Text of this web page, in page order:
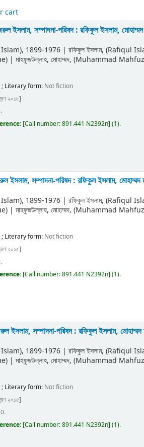
cart
ইসলাম, সম্পাদনা-পরিষদ : রফিকুল ইসলাম,
Islam), 1899-1976| রফিকুল ইসলাম, (Rafiqul
| মাহফুজউল্লাহ, মোহাম্মদ, (Muhammad
; Literary form: Not fiction
২০১৮]
[Call number:891.441 N2392n] (1).
ইসলাম, সম্পাদনা-পরিষদ : রফিকুল ইসলাম,
Islam), 1899-1976| রফিকুল ইসলাম, (Rafiqul
| মাহফুজউল্লাহ, মোহাম্মদ, (Muhammad
; Literary form: Not fiction
২০১৫]
[Call number:891.441 N2392n] (1).
ইসলাম, সম্পাদনা-পরিষদ : রফিকুল ইসলাম,
Islam), 1899-1976| রফিকুল ইসলাম, (Rafiqul
| মাহফুজউল্লাহ, মোহাম্মদ, (Muhammad
; Literary form: Not fiction
২০১৫]
[Call number:891.441 N2392n] (1).